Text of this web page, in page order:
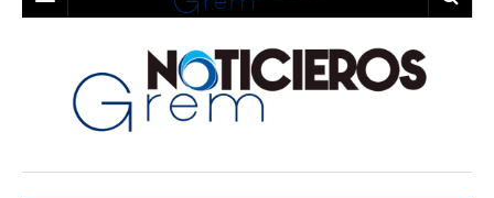
LAGUNA
TORREÓN
GÓMEZ PALACIO
COAHUILA
DURANGO